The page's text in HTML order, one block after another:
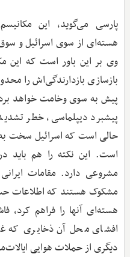
پارسی می‌گوید، این
هسته‌ای از سوی اسرائیل و
وی بر این باور است که این
بازسازی بازدارندگی‌اش را
پیش به سوی وخامت خواهد
پیشبرد دیپلماسی، خطر
حالی است که اسرائیل سخت به
است. این نکته را هم باید
مشروعی دارد. مقامات
مشکوک هستند که اطلاعات
هسته‌ای آنها را فراهم کرد،
افشای محل آن ذخایری که
دیگری از حملات هوایی